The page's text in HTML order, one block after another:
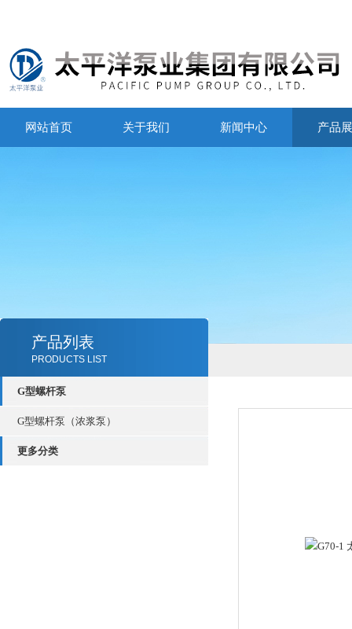
网站首页 关于我们 新闻中心 产品
产品列表
PRODUCTS LIST
G型螺杆泵
G型螺杆泵（浓浆泵）
更多分类